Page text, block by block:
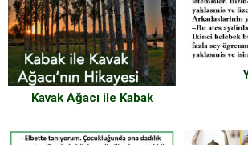
Kavak Ağacı ile Kabak